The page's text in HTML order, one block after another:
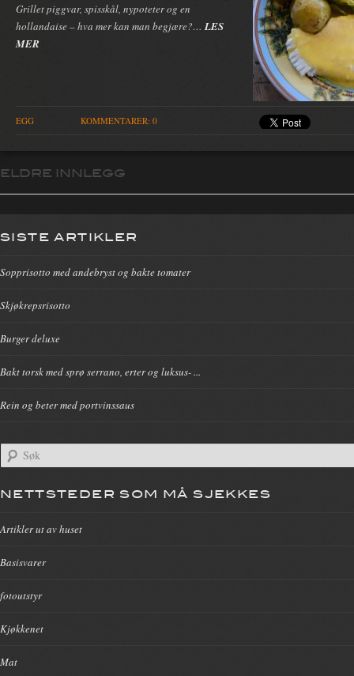
Grillet piggvar, spisskål, nypoteter og en
hollandaise – hva mer kan man begjære?… LES
MER
EGG KOMMENTARER: 0
Innleggsnavigasjon
ELDRE INNLEGG
SISTE ARTIKLER
Sopprisotto med andebryst og bakte tomater
Skjøkrepsrisotto
Burger deluxe
Bakt torsk med sprø serrano, erter og luksus- ...
Rein og beter med portvinssaus
NETTSTEDER SOM MÅ SJEKKES
Artikler ut av huset
Basisvarer
fotoutstyr
Kjøkkenet
Mat